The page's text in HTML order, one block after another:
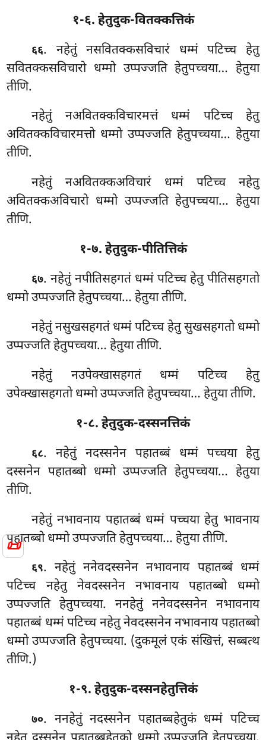
📜
१-६. हेतुदुक-वितक्कत्तिकं
६६. नहेतुंनसवितक्कसविचारं धम्मं पटिच्च हेतु
सवितक्कसविचारो धम्मो उप्पज्जति हेतुपच्चया… हेतुया
तीणि.
नहेतुं नअवितक्कविचारमत्तं धम्मं पटिच्च हेतु
अवितक्कविचारमत्तो धम्मो उप्पज्जति हेतुपच्चया… हेतुया
तीणि.
नहेतुं नअवितक्कअविचारं धम्मं पटिच्च नहेतु
अवितक्कअविचारो धम्मो उप्पज्जति हेतुपच्चया… हेतुया
तीणि.
१-७. हेतुदुक-पीतित्तिकं
६७. नहेतुं नपीतिसहगतं धम्मं पटिच्च हेतु पीतिसहगतो
धम्मो उप्पज्जति हेतुपच्चया… हेतुया तीणि.
नहेतुं नसुखसहगतं धम्मं पटिच्च हेतु सुखसहगतो धम्मो
उप्पज्जति हेतुपच्चया… हेतुया तीणि.
नहेतुं नउपेक्खासहगतं धम्मं पटिच्च हेतु
उपेक्खासहगतो धम्मो उप्पज्जति हेतुपच्चया… हेतुया तीणि.
१-८. हेतुदुक-दस्सनत्तिकं
६८. नहेतुं नदस्सनेन पहातब्बं धम्मं पच्चया हेतु
दस्सनेन पहातब्बो धम्मो उप्पज्जति हेतुपच्चया… हेतुया
तीणि.
नहेतुं नभावनाय पहातब्बं धम्मं पच्चया हेतु भावनाय
पहातब्बो धम्मो उप्पज्जति हेतुपच्चया… हेतुया तीणि.
६९. नहेतुं ननेवदस्सनेन नभावनाय पहातब्बं धम्मं
पटिच्च नहेतु नेवदस्सनेन नभावनायपहातब्बो धम्मो
उप्पज्जति हेतुपच्चया. ननहेतुं ननेवदस्सनेन नभावनाय
पहातब्बं धम्मं पटिच्च नहेतु नेवदस्सनेन नभावनाय पहातब्बो
धम्मो उप्पज्जति हेतुपच्चया. (दुकमूलं एकं संखित्तं, सब्बत्थ
तीणि.)
१-९. हेतुदुक-दस्सनहेतुत्तिकं
७०. ननहेतुं नदस्सनेन पहातब्बहेतुकं धम्मं पटिच्च